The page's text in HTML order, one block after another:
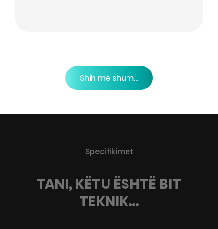
Shih më shum...
Specifikimet
TANI, KËTU ËSHTË BIT
TEKNIK…